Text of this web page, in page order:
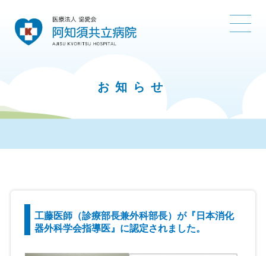
お知らせ
工藤医師（診療部長兼外科部長）が『日本消化
器外科学会指導医』に認定されました。